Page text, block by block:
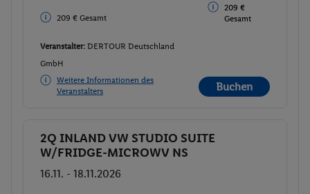
209 € Gesamt
209 €
Gesamt
Veranstalter: DERTOUR Deutschland
GmbH
Weitere Informationen des
Veranstalters
Buchen
Buchen
2Q INLAND VW STUDIO SUITE
W/FRIDGE-MICROWV NS
16.11. - 18.11.2026